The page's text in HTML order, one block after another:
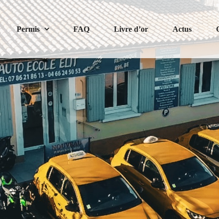
Permis FAQ Livre d’or Actus